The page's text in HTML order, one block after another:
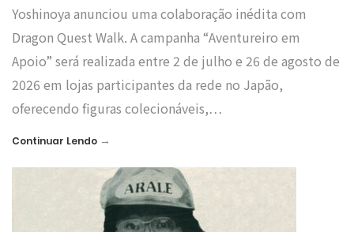
Yoshinoya anunciou uma colaboração inédita com
Dragon Quest Walk. A campanha “Aventureiro em
Apoio” será realizada entre 2 de julho e 26 de agosto de
2026 em lojas participantes da rede no Japão,
oferecendo figuras colecionáveis,…
Continuar Lendo →